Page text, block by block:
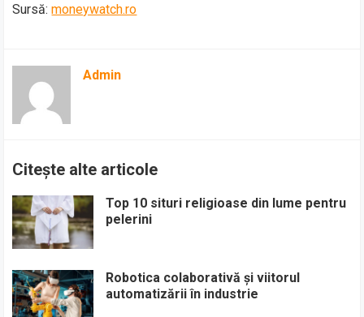
Sursă:moneywatch.ro
Admin
Citește alte articole
Top 10 situri religioase din lume pentru
pelerini
Robotica colaborativă și viitorul
automatizării în industrie